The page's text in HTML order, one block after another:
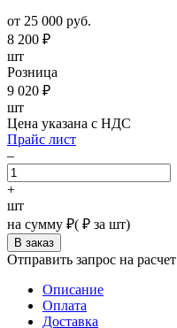
от 25 000 руб.
8 200 ₽
шт
Розница
9 020 ₽
шт
Цена указана с НДС
Прайс лист
–
+
шт
на сумму ₽( ₽ за шт)
Отправить запрос на расчет
Описание
Оплата
Доставка